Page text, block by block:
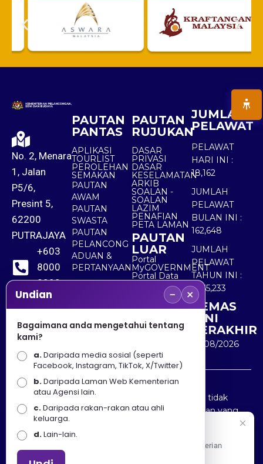
No. 2, Menara
1, Jalan
P5/6,
Presint 5,
62200
PUTRAJAYA
+603
8000
8000
+603
8891
7100
PAUTAN
PANTAS
APLIKASI
TOURLIST
PEROLEHAN
SEMAKAN
PAUTAN
AWAM
PAUTAN
SWASTA
PAUTAN
PELANCONG
ADUAN &
PERTANYAAN
PAUTAN
RUJUKAN
DASAR
PRIVASI
DASAR
KESELAMATAN
ARKIB
SOALAN -
SOALAN
LAZIM
PENAFIAN
PETA LAMAN
PAUTAN
LUAR
Portal
MyGOVERNMENT
Portal Data
Terbuka
Sektor Awam
JUMLAH
PELAWAT
PELAWAT
HARI INI :
18,162
JUMLAH
PELAWAT
BULAN INI :
162,648
JUMLAH
PELAWAT
TAHUN INI :
5,565,233
KEMAS
KINI
TERAKHIR
10/08/2026
Penafian : Kerajaan Malaysia dan Kementerian
Pelancongan Seni dan Budaya (MOTAC) adalah tidak
bertanggungjawab atas kehilangan atau kerugian yang
disebabkan oleh penggunaan mana-mana maklumat
yang diperolehi dari portal ini.
Undian − ×
Bagaimana anda mengetahui tentang
kami?
a.Daripada media sosial (seperti
Facebook, Instagram, TikTok, X/Twitter)
b.Daripada Laman Web Kementerian
atau Agensi lain.
c.Daripada rakan-rakan atau ahli
keluarga.
d.Lain-lain.
Apa Khabar! Selamat datang ke Portal Rasmi Kementerian
Pelancongan, Seni dan Budaya